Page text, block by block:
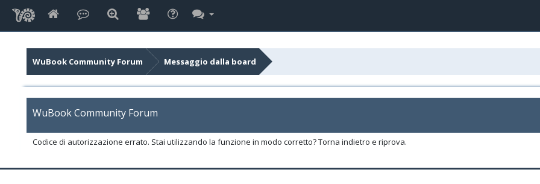
WuBook Community Forum Messaggio dalla board
WuBook Community Forum
Codice di autorizzazione errato. Stai utilizzando la funzione in modo corretto? Torna indietro e riprova.